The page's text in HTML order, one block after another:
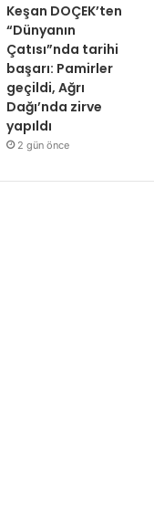
Keşan DOÇEK’ten
“Dünyanın
Çatısı”nda tarihi
başarı: Pamirler
geçildi, Ağrı
Dağı’nda zirve
yapıldı
2 gün önce